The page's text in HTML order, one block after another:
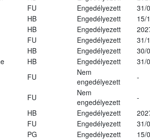
FU Engedélyezett
31/
HB Engedélyezett
15/
HB Engedélyezett
FU Engedélyezett
31/
HB Engedélyezett
30/
HB Engedélyezett
31/
FU
Nem
engedélyezett
-
FU
Nem
engedélyezett
-
HB Engedélyezett
FU Engedélyezett
31/
PG Engedélyezett
15/